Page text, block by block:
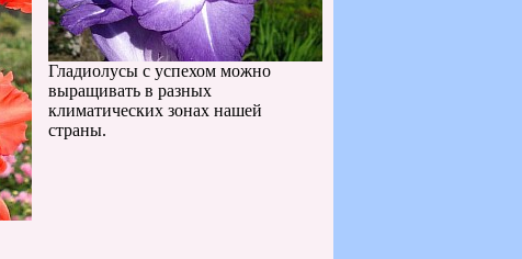
Гладиолусы с успехом можно
выращивать в разных
климатических зонах нашей
страны.